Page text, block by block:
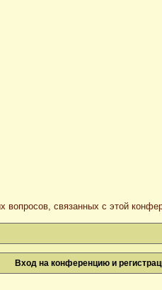
вопросов, связанных с этой
Вход на конференцию и